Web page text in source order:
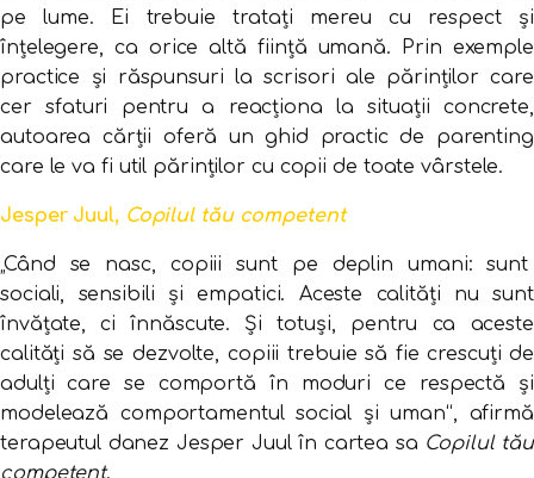
pe lume. Ei trebuie tratați mereu cu respect și
înțelegere, ca orice altă ființă umană. Prin exemple
practice și răspunsuri la scrisori ale părinților care
cer sfaturi pentru a reacționa la situații concrete,
autoarea cărții oferă un ghid practic de parenting
care le va fi util părinților cu copii de toate vârstele.
Jesper Juul, Copilul tău competent
„Când se nasc, copiii sunt pe deplin umani: sunt
sociali, sensibili și empatici. Aceste calități nu sunt
învățate, ci înnăscute. Și totuși, pentru ca aceste
calități să se dezvolte, copiii trebuie să fie crescuți de
adulți care se comportă în moduri ce respectă și
modelează comportamentul social și uman“, afirmă
terapeutul danez Jesper Juul în cartea sa Copilul tău
competent.